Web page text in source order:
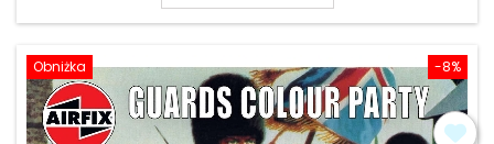
-8%
Obniżka